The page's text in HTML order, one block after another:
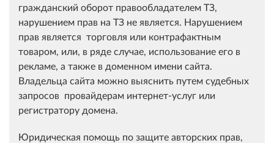
гражданский оборот правообладателем ТЗ,
нарушением прав на ТЗ не является. Нарушением
прав является торговля или контрафактным
товаром, или, в ряде случае, использование его в
рекламе, а также в доменном имени сайта.
Владельца сайта можно выяснить путем судебных
запросов провайдерам интернет-услуг или
регистратору домена.
Юридическая помощь по защите авторских прав,